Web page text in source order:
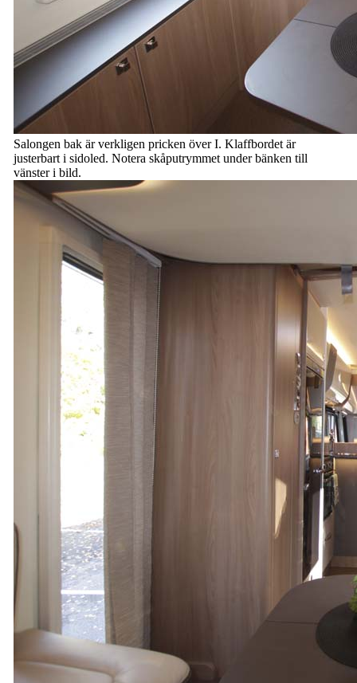
Salongen bak är verkligen pricken över I. Klaffbordet är
justerbart i sidoled. Notera skåputrymmet under bänken till
vänster i bild.